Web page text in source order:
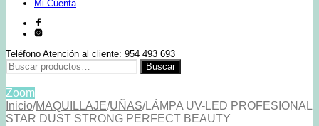
Mi Cuenta
Teléfono Atención al cliente: 954 493 693
Buscar
por:
Buscar
Zoom
Inicio/MAQUILLAJE/UÑAS/LÁMPA UV-LED PROFESIONAL
STAR DUST STRONG PERFECT BEAUTY